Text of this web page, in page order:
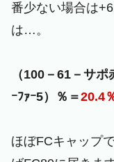
番少ない場合は
は…。
（100－61－サ
ｰﾌｧｰ5）％＝20.4
ほぼFCキャップ